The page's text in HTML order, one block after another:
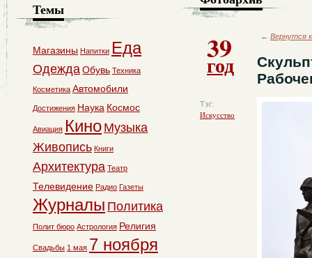
39
год
Тэг:
Искусство
← Вернутся
Темы
Магазины Напитки Еда
ОдеждаОбувь Техника
Косметика Автомобили
Достижения Наука Космос
Авиация Кино Музыка
Живопись Книги
Архитектура Театр
Телевидение Радио Газеты
Журналы Политика
Полит бюро Астрология Религия
Свадьбы 1 мая 7 ноября